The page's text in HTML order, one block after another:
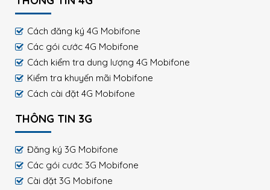
Cách đăng ký 4G Mobifone
Các gói cước 4G Mobifone
Cách kiểm tra dung lượng 4G Mobifone
Kiểm tra khuyến mãi Mobifone
Cách cài đặt 4G Mobifone
THÔNG TIN 3G
Đăng ký 3G Mobifone
Các gói cước 3G Mobifone
Cài đặt 3G Mobifone